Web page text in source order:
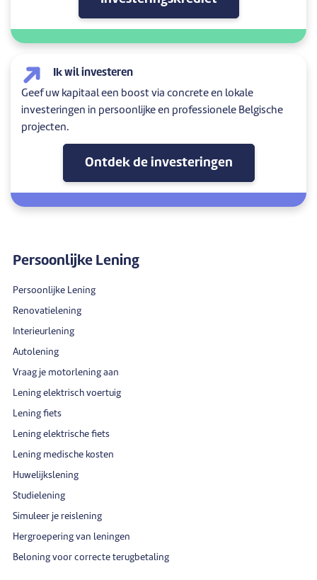
Ik wil investeren
Geef uw kapitaal een boost via concrete en lokale
investeringen in persoonlijke en professionele Belgische
projecten.
Ontdek de investeringen
Persoonlijke Lening
Persoonlijke Lening
Renovatielening
Interieurlening
Autolening
Vraag je motorlening aan
Lening elektrisch voertuig
Lening fiets
Lening elektrische fiets
Lening medische kosten
Huwelijkslening
Studielening
Simuleer je reislening
Hergroepering van leningen
Beloning voor correcte terugbetaling